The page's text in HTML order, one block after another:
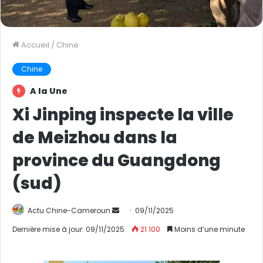
Accueil / Chine
Chine
A la Une
Xi Jinping inspecte la ville
de Meizhou dans la
province du Guangdong
(sud)
Actu Chine-Cameroun
n
09/11/2025
Dernière mise à jour: 09/11/2025
21 100 Moins d’une minute